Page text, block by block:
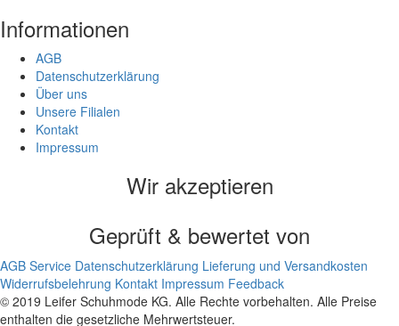
Informationen
AGB
Datenschutzerklärung
Über uns
Unsere Filialen
Kontakt
Impressum
Wir akzeptieren
Geprüft & bewertet von
AGB Service Datenschutzerklärung Lieferung und Versandkosten
Widerrufsbelehrung Kontakt Impressum Feedback
© 2019 Leifer Schuhmode KG. Alle Rechte vorbehalten. Alle Preise
enthalten die gesetzliche Mehrwertsteuer.